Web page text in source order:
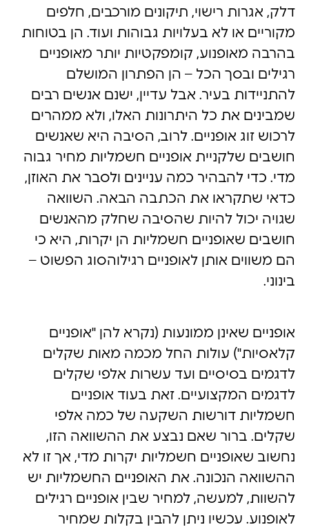
דלק, אגרות רישוי, תיקונים מורכבים, חלפים
מקוריים או לא בעלויות גבוהות ועוד. הן בטוחות
בהרבה מאופנוע, קומפקטיות יותר מאופניים
רגילים ובסך הכל – הן הפתרון המושלם
להתניידות בעיר. אבל עדיין, ישנם אנשים רבים
שמבינים את כל היתרונות האלו, ולא ממהרים
לרכוש זוג אופניים. לרוב, הסיבה היא שאנשים
חושבים שלקניית אופניים חשמליות מחיר גבוה
מדי. כדי להבהיר כמה עניינים ולסבר את האוזן,
כדאי שתקראו את הכתבה הבאה. השוואה
שגויה יכול להיות שהסיבה שחלק מהאנשים
חושבים שאופניים חשמליות הן יקרות, היא כי
הם משווים אותן לאופניים רגילוהסוג הפשוט –
בינוני.
אופניים שאינן ממונעות (נקרא להן "אופניים
קלאסיות") עולות החל מכמה מאות שקלים
לדגמים בסיסיים ועד עשרות אלפי שקלים
לדגמים המקצועיים. זאת בעוד אופניים
חשמליות דורשות השקעה של כמה אלפי
שקלים. ברור שאם נבצע את ההשוואה הזו,
נחשוב שאופניים חשמליות יקרות מדי, אך זו לא
ההשוואה הנכונה. את האופניים החשמליות יש
להשוות, למעשה, למחיר שבין אופניים רגילים
לאופנוע. עכשיו ניתן להבין בקלות שמחיר